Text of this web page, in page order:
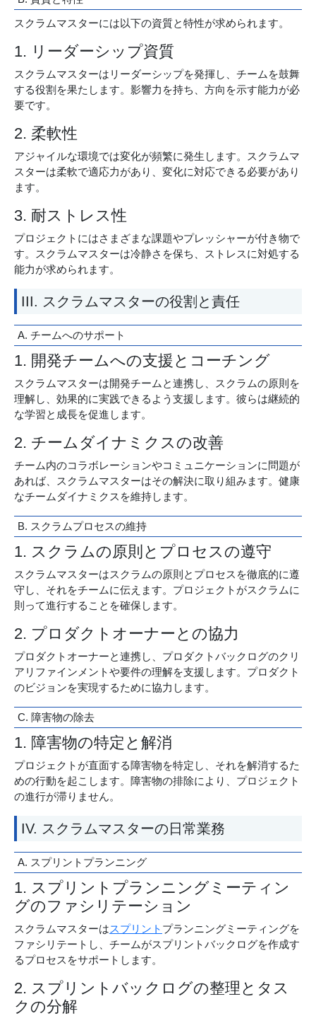
スクラムマスターには以下の資質と特性が求められます。
1. リーダーシップ資質
スクラムマスターはリーダーシップを発揮し、チームを鼓舞
する役割を果たします。影響力を持ち、方向を示す能力が必
要です。
2. 柔軟性
アジャイルな環境では変化が頻繁に発生します。スクラムマ
スターは柔軟で適応力があり、変化に対応できる必要があり
ます。
3. 耐ストレス性
プロジェクトにはさまざまな課題やプレッシャーが付き物で
す。スクラムマスターは冷静さを保ち、ストレスに対処する
能力が求められます。
III. スクラムマスターの役割と責任
A. チームへのサポート
1. 開発チームへの支援とコーチング
スクラムマスターは開発チームと連携し、スクラムの原則を
理解し、効果的に実践できるよう支援します。彼らは継続的
な学習と成長を促進します。
2. チームダイナミクスの改善
チーム内のコラボレーションやコミュニケーションに問題が
あれば、スクラムマスターはその解決に取り組みます。健康
なチームダイナミクスを維持します。
B. スクラムプロセスの維持
1. スクラムの原則とプロセスの遵守
スクラムマスターはスクラムの原則とプロセスを徹底的に遵
守し、それをチームに伝えます。プロジェクトがスクラムに
則って進行することを確保します。
2. プロダクトオーナーとの協力
プロダクトオーナーと連携し、プロダクトバックログのクリ
アリファインメントや要件の理解を支援します。プロダクト
のビジョンを実現するために協力します。
C. 障害物の除去
1. 障害物の特定と解消
プロジェクトが直面する障害物を特定し、それを解消するた
めの行動を起こします。障害物の排除により、プロジェクト
の進行が滞りません。
IV. スクラムマスターの日常業務
A. スプリントプランニング
1. スプリントプランニングミーティン
グのファシリテーション
スクラムマスターはスプリント プランニングミーティングを
ファシリテートし、チームがスプリントバックログを作成す
るプロセスをサポートします。
2. スプリントバックログの整理とタス
クの分解